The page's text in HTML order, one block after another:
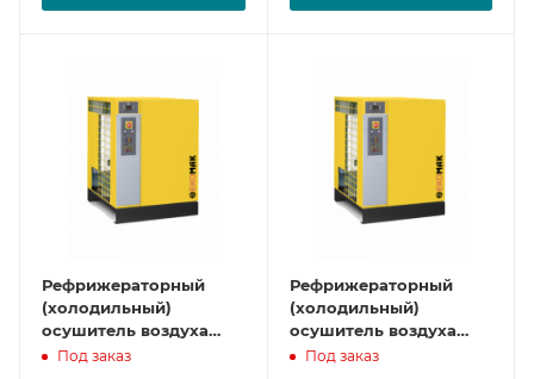
Рефрижераторный
(холодильный)
осушитель воздуха
CAD 70
Под заказ
Рефрижераторный
(холодильный)
осушитель воздуха
CAD 91
Под заказ